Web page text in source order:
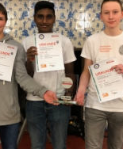
Weiter